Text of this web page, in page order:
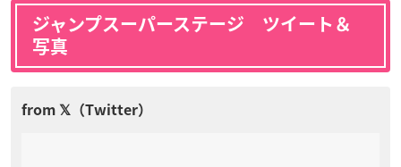
ジャンプスーパーステージ ツイート＆
写真